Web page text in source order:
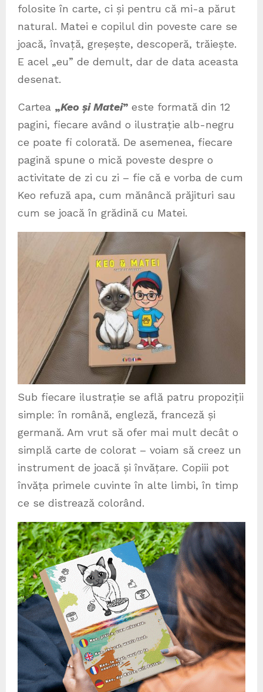
folosite în carte, ci și pentru că mi-a părut
natural. Matei e copilul din poveste care se
joacă, învață, greșește, descoperă, trăiește.
E acel „eu” de demult, dar de data aceasta
desenat.
Cartea „Keo și Matei” este formată din 12
pagini, fiecare având o ilustrație alb-negru
ce poate fi colorată. De asemenea, fiecare
pagină spune o mică poveste despre o
activitate de zi cu zi – fie că e vorba de cum
Keo refuză apa, cum mănâncă prăjituri sau
cum se joacă în grădină cu Matei.
Sub fiecare ilustrație se află patru propoziții
simple: în română, engleză, franceză și
germană. Am vrut să ofer mai mult decât o
simplă carte de colorat – voiam să creez un
instrument de joacă și învățare. Copiii pot
învăța primele cuvinte în alte limbi, în timp
ce se distrează colorând.